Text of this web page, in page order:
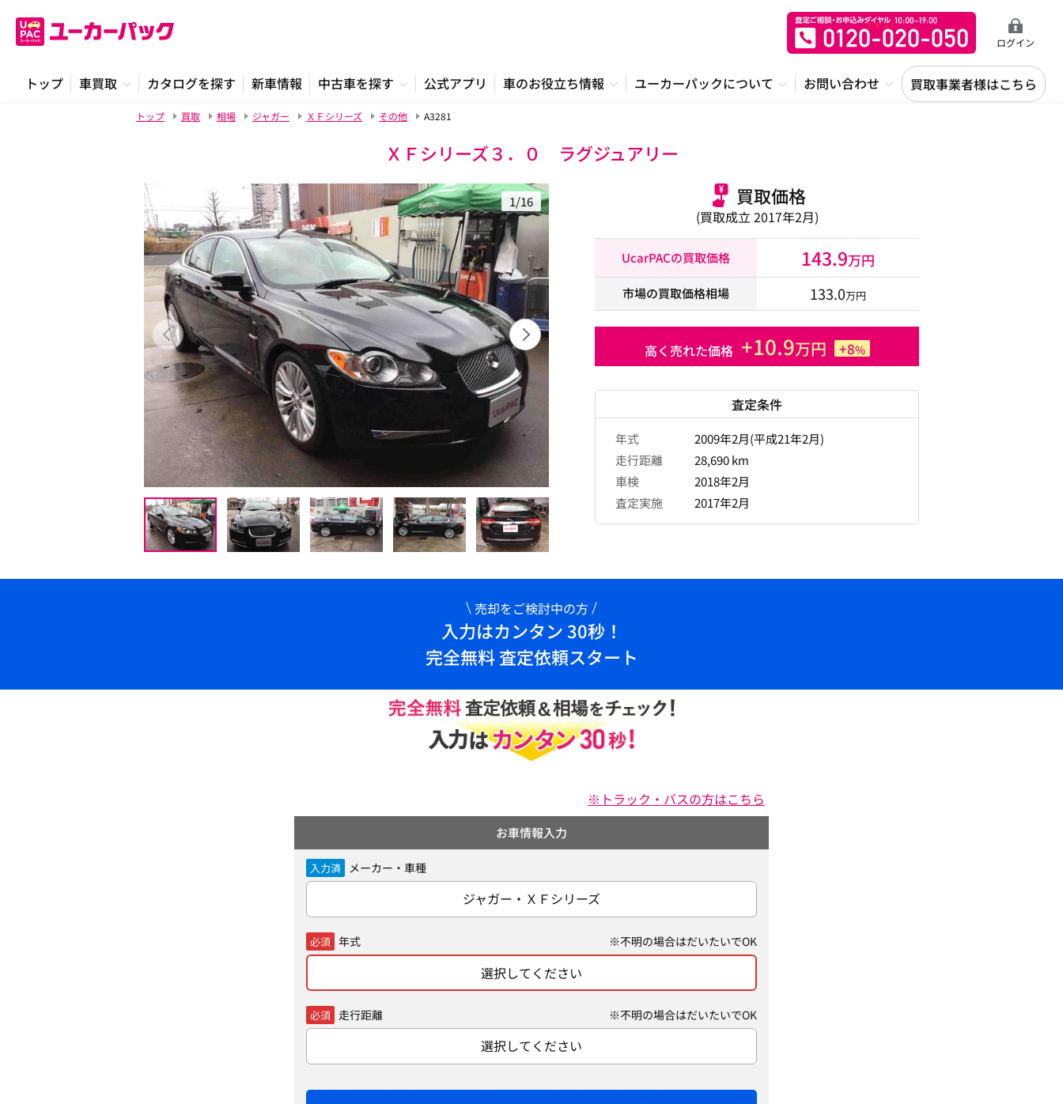
ログイン
トップ 車買取 カタログを探す 新車情報 中古車を探す 公式アプリ 車のお役立ち情報 ユーカーパックについて お問い合わせ 買取事業者様はこちら
トップ 買取 相場 ジャガー ＸＦシリーズ その他 A3281
ＸＦシリーズ３．０ ラグジュアリー
1/16 買取価格
(買取成立 2017年2月)
UcarPACの買取価格 143.9万円
市場の買取価格相場 133.0万円
高く売れた価格 +10.9万円 +8%
査定条件
年式
2009年2月(平成21年2月)
走行距離
28,690 km
車検
2018年2月
査定実施
2017年2月
売却をご検討中の方
入力はカンタン 30秒！
完全無料 査定依頼スタート
※トラック・バスの方はこちら
お車情報入力
入力済 メーカー・車種
ジャガー・ＸＦシリーズ
必須 年式 ※不明の場合はだいたいでOK
選択してください
必須 走行距離 ※不明の場合はだいたいでOK
選択してください